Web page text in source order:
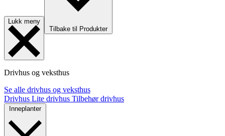
Lukk meny
Tilbake til Produkter
Drivhus og veksthus
Se alle drivhus og veksthus
Drivhus Lite drivhus Tilbehør drivhus
Inneplanter